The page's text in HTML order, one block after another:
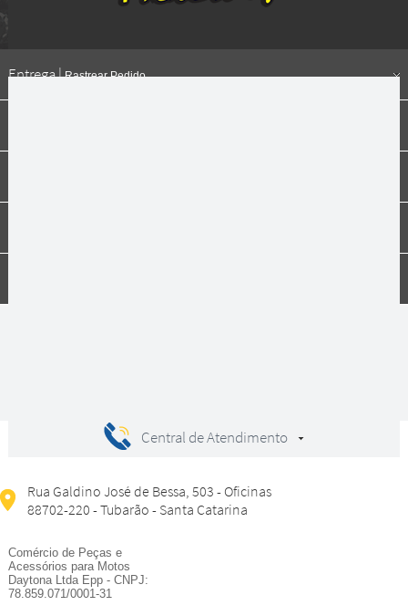
Entrega |Rastrear Pedido
Central de Atendimento
Rua Galdino José de Bessa, 503 - Oficinas
88702-220 - Tubarão - Santa Catarina
Comércio de Peças e
Acessórios para Motos
Daytona Ltda Epp - CNPJ:
78.859.071/0001-31